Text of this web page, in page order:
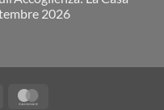
2026
Visa